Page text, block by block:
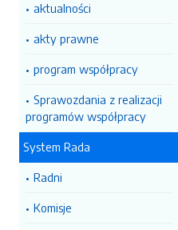
aktualności
akty prawne
program współpracy
Sprawozdania z realizacji
programów współpracy
System Rada
Radni
Komisje